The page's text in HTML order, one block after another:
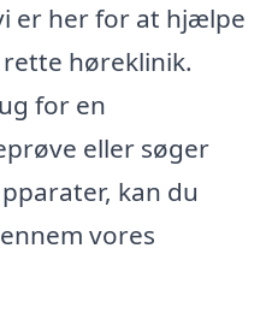
er her for at hjælpe
høreklinik.
for en
eller søger
kan du
vores